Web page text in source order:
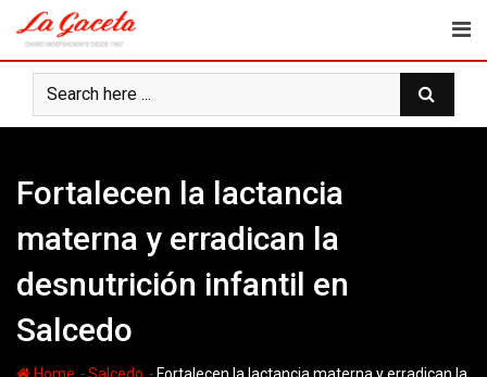
content
Fortalecen la lactancia
materna y erradican la
desnutrición infantil en
Salcedo
Home Salcedo
Fortalecen la lactancia materna y erradican la